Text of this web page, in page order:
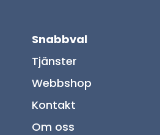
Snabbval
Tjänster
Webbshop
Kontakt
Om oss